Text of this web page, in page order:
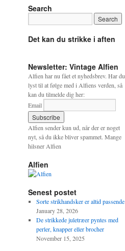
Search
Det kan du strikke i aften
Newsletter: Vintage Alfien
Alfien har nu fået et nyhedsbrev. Har du
lyst til at følge med i Alfiens verden, så
kan du tilmelde dig her:
Email
Alfien sender kun ud, når der er noget
nyt, så du ikke bliver spammet. Mange
hilsner Alfien
Alfien
Senest postet
Sorte strikhandsker er altid passende
January 28, 2026
De strikkede juletræer pyntes med
perler, knapper eller brocher
November 15, 2025